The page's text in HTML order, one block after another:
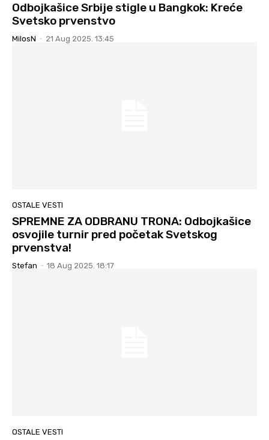
Odbojkašice Srbije stigle u Bangkok: Kreće
Svetsko prvenstvo
MilosN - 21 Aug 2025. 13:45
OSTALE VESTI
SPREMNE ZA ODBRANU TRONA: Odbojkašice
osvojile turnir pred početak Svetskog
prvenstva!
Stefan - 18 Aug 2025. 18:17
OSTALE VESTI